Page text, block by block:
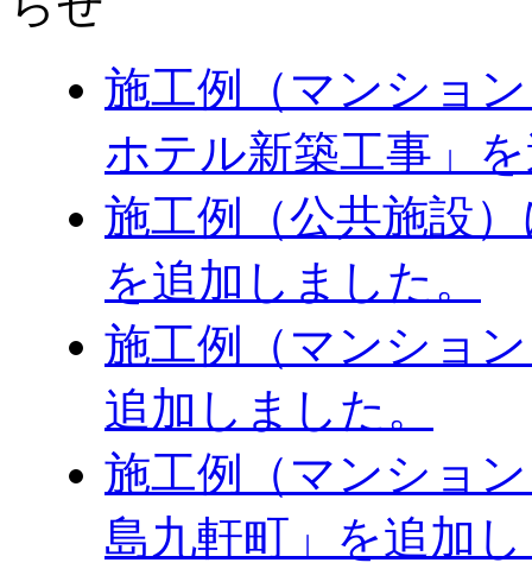
施工例（マンショ
ホテル新築工事」
施工例（公共施設
を追加しました。
施工例（マンション
追加しました。
施工例（マンショ
島九軒町」を追加